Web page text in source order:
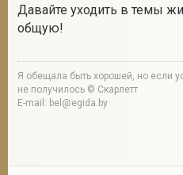
Давайте уходить в темы
общую!
Я обещала быть хорошей, но если
не получилось © Скарлетт
E-mail: bel@egida.by